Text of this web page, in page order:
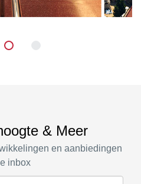
& Meer
en aanbiedingen
inbox